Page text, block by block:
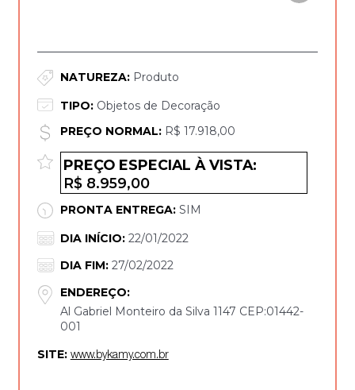
NATUREZA:Produto
TIPO:Objetos de Decoração
PREÇO NORMAL:R$ 17.918,00
PREÇO ESPECIAL À VISTA:
R$ 8.959,00
PRONTA ENTREGA:SIM
DIA INÍCIO:22/01/2022
DIA FIM:27/02/2022
ENDEREÇO:
Al Gabriel Monteiro da Silva 1147 CEP:01442-
001
SITE: www.bykamy.com.br